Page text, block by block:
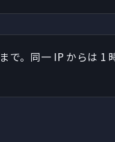
まで。同一 IP からは 1